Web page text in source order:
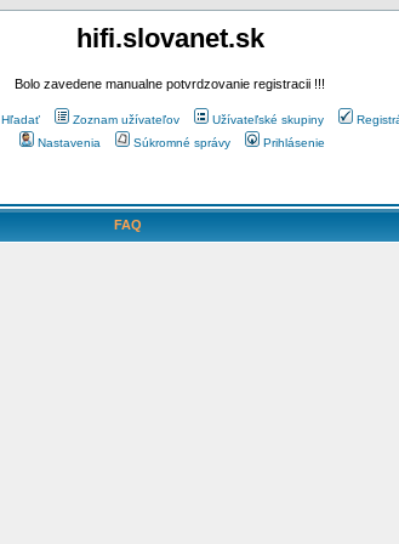
hifi.slovanet.sk
Bolo zavedene manualne potvrdzovanie registracii !!!
Hľadať Zoznam užívateľov Užívateľské skupiny
Nastavenia
Súkromné správy Prihlásenie
FAQ